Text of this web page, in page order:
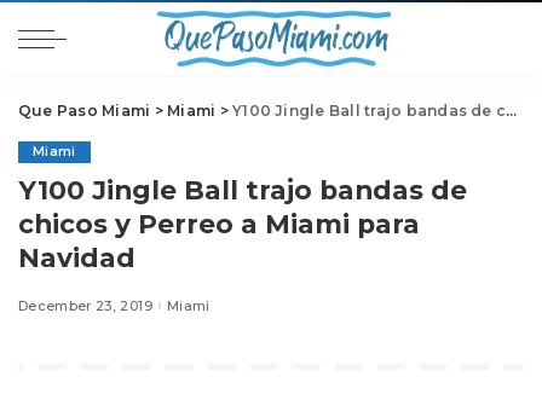
Que Paso Miami > Miami >Y100 Jingle Ball trajo bandas de chicos y Perreo a Miami para Navidad
Miami
Y100 Jingle Ball trajo bandas de
chicos y Perreo a Miami para
Navidad
December 23, 2019 Miami